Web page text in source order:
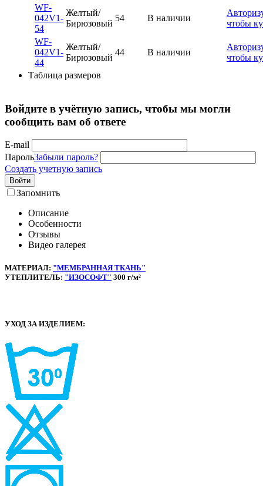
WF-
042V1-
54
Желтый/
Бирюзовый
54 В наличии
чтобы
WF-
042V1-
44
Желтый/
Бирюзовый
44 В наличии
чтобы
Таблица размеров
Войдите в учётную запись, чтобы мы могли
сообщить вам об ответе
E-mail
ПарольЗабыли пароль?
Создать учетную запись
Войти
Запомнить
Описание
Особенности
Отзывы
Видео галерея
МАТЕРИАЛ: "МЕМБРАННАЯ ТКАНЬ"
УТЕПЛИТЕЛЬ: "ИЗОСОФТ" 300 г/м²
УХОД ЗА ИЗДЕЛИЕМ: